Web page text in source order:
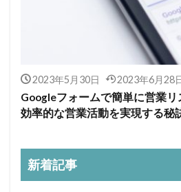
2023年5月30日 2023年6月28
Googleフォームで簡単に営業リ
効率的な営業活動を実現する秘
新着記事